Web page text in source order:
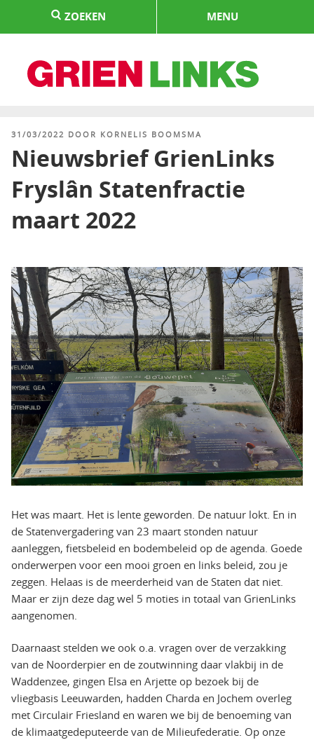
springen
ZOEKEN MENU
GEPLAATST
31/03/2022 DOOR KORNELIS BOOMSMA
Nieuwsbrief GrienLinks
Fryslân Statenfractie
maart 2022
Het was maart. Het is lente geworden. De natuur lokt. En in
de Statenvergadering van 23 maart stonden natuur
aanleggen, fietsbeleid en bodembeleid op de agenda. Goede
onderwerpen voor een mooi groen en links beleid, zou je
zeggen. Helaas is de meerderheid van de Staten dat niet.
Maar er zijn deze dag wel 5 moties in totaal van GrienLinks
aangenomen.
Daarnaast stelden we ook o.a. vragen over de verzakking
van de Noorderpier en de zoutwinning daar vlakbij in de
Waddenzee, gingen Elsa en Arjette op bezoek bij de
vliegbasis Leeuwarden, hadden Charda en Jochem overleg
met Circulair Friesland en waren we bij de benoeming van
de klimaatgedeputeerde van de Milieufederatie. Op onze